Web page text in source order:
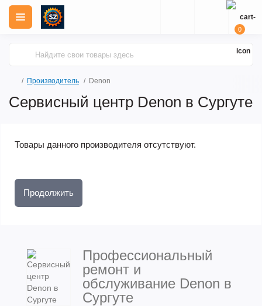
0
Производитель Denon
Сервисный центр Denon в Сургуте
Товары данного производителя отсутствуют.
Продолжить
Профессиональный
ремонт и
обслуживание Denon в
Сургуте